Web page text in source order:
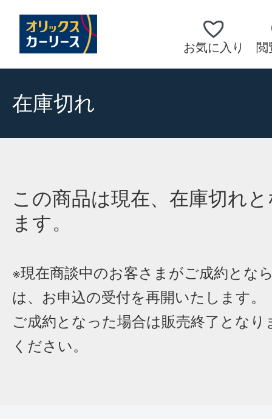
お気に入り 閲
在庫切れ
この商品は現在、在庫切れ
ます。
※現在商談中のお客さまがご成約とな
は、お申込の受付を再開いたします。
ご成約となった場合は販売終了となり
ください。